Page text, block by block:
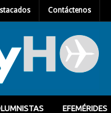
Contáctenos
EFEMÉRIDES